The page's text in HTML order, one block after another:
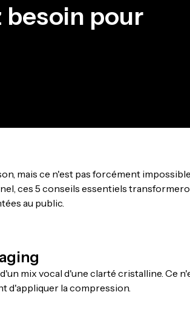
besoin pour
mais ce n'est pas forcément impossible.
ces 5 conseils essentiels
au public.
mix vocal d'une clarté cristalline. Ce
d'appliquer la compression.